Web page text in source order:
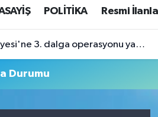
POLİTİKA Resmi
3. dalga operasyonu yapıldı
Durumuve Fikstür